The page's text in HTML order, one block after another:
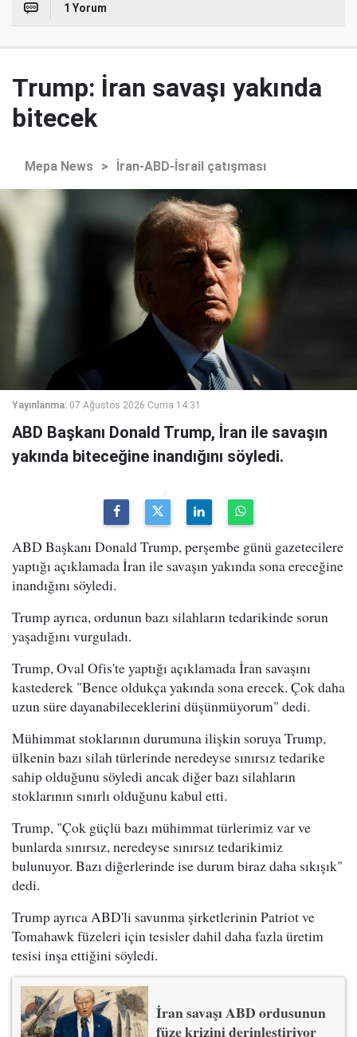
1 Yorum
Trump: İran savaşı yakında
bitecek
Mepa News > İran-ABD-İsrail çatışması
Yayınlanma: 07 Ağustos 2026 Cuma 14:31
ABD Başkanı Donald Trump, İran ile savaşın
yakında biteceğine inandığını söyledi.
ABD Başkanı Donald Trump, perşembe günü gazetecilere
yaptığı açıklamada İran ile savaşın yakında sona ereceğine
inandığını söyledi.
Trump ayrıca, ordunun bazı silahların tedarikinde sorun
yaşadığını vurguladı.
Trump, Oval Ofis'te yaptığı açıklamada İran savaşını
kastederek "Bence oldukça yakında sona erecek. Çok daha
uzun süre dayanabileceklerini düşünmüyorum" dedi.
Mühimmat stoklarının durumuna ilişkin soruya Trump,
ülkenin bazı silah türlerinde neredeyse sınırsız tedarike
sahip olduğunu söyledi ancak diğer bazı silahların
stoklarının sınırlı olduğunu kabul etti.
Trump, "Çok güçlü bazı mühimmat türlerimiz var ve
bunlarda sınırsız, neredeyse sınırsız tedarikimiz
bulunuyor. Bazı diğerlerinde ise durum biraz daha sıkışık"
dedi.
Trump ayrıca ABD'li savunma şirketlerinin Patriot ve
Tomahawk füzeleri için tesisler dahil daha fazla üretim
tesisi inşa ettiğini söyledi.
İran savaşı ABD ordusunun
füze krizini derinleştiriyor